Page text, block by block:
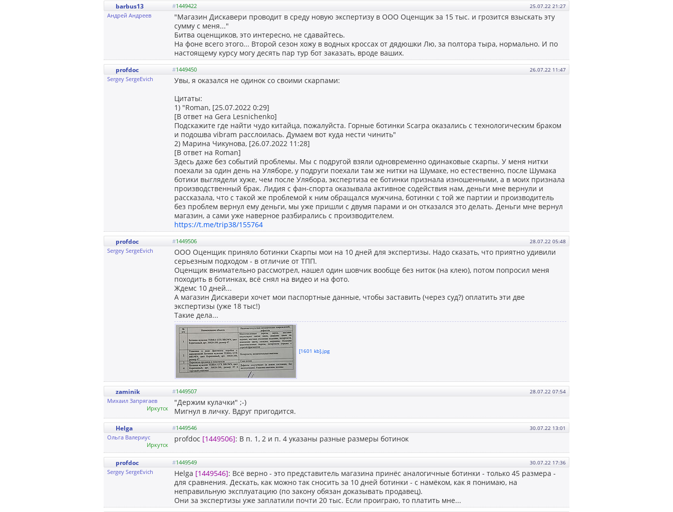
25.07.22 21:27
barbus13 #1449422
Андрей Андреев
"Магазин Дискавери проводит в среду новую экспертизу в ООО Оценщик за 15 тыс. и грозится взыскать эту
сумму с меня..."
Битва оценщиков, это интересно, не сдавайтесь.
На фоне всего этого... Второй сезон хожу в водных кроссах от дядюшки Лю, за полтора тыра, нормально. И по
настоящему курсу могу десять пар тур бот заказать, вроде ваших.
26.07.22 11:47
profdoc #1449450
Sergey SergeEvich
Увы, я оказался не одинок со своими скарпами:
Цитаты:
1) "Roman, [25.07.2022 0:29]
[В ответ на Gera Lesnichenko]
Подскажите где найти чудо китайца, пожалуйста. Горные ботинки Scarpa оказались с технологическим браком
и подошва vibram расслоилась. Думаем вот куда нести чинить"
2) Марина Чикунова, [26.07.2022 11:28]
[В ответ на Roman]
Здесь даже без событий проблемы. Мы с подругой взяли одновременно одинаковые скарпы. У меня нитки
поехали за один день на Уляборе, у подруги поехали там же нитки на Шумаке, но естественно, после Шумака
ботики выглядели хуже, чем после Улябора, экспертиза ее ботинки признала изношенными, а в моих признала
производственный брак. Лидия с фан-спорта оказывала активное содействия нам, деньги мне вернули и
рассказала, что с такой же проблемой к ним обращался мужчина, ботинки с той же партии и производитель
без проблем вернул ему деньги, мы уже пришли с двумя парами и он отказался это делать. Деньги мне вернул
магазин, а сами уже наверное разбирались с производителем.
https://t.me/trip38/155764
28.07.22 05:48
profdoc #1449506
Sergey SergeEvich
ООО Оценщик приняло ботинки Скарпы мои на 10 дней для экспертизы. Надо сказать, что приятно удивили
серьезным подходом - в отличие от ТПП.
Оценщик внимательно рассмотрел, нашел один шовчик вообще без ниток (на клею), потом попросил меня
походить в ботинках, всё снял на видео и на фото.
Ждемс 10 дней...
А магазин Дискавери хочет мои паспортные данные, чтобы заставить (через суд?) оплатить эти две
экспертизы (уже 18 тыс!)
Такие дела...
[1601 kb].jpg
28.07.22 07:54
zaminik #1449507
Михаил Запрягаев
Иркутск
"Держим кулачки" ;-)
Мигнул в личку. Вдруг пригодится.
30.07.22 13:01
Helga #1449546
Ольга Валериус
Иркутск
profdoc [1449506]: В п. 1, 2 и п. 4 указаны разные размеры ботинок
30.07.22 17:36
profdoc #1449549
Sergey SergeEvich
Helga [1449546]: Всё верно - это представитель магазина принёс аналогичные ботинки - только 45 размера -
для сравнения. Дескать, как можно так сносить за 10 дней ботинки - с намёком, как я понимаю, на
неправильную эксплуатацию (по закону обязан доказывать продавец).
Они за экспертизы уже заплатили почти 20 тыс. Если проиграю, то платить мне...